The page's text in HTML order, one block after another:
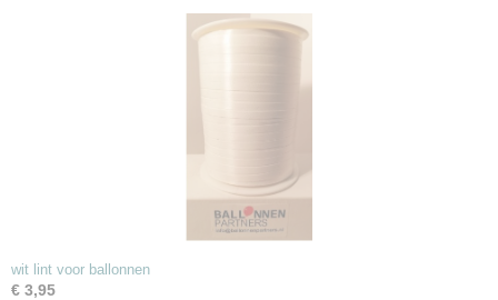
wit lint voor ballonnen
€ 3,95